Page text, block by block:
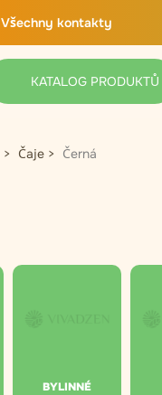
Všechny kontakty
KATALOG PRODUKTŮ
Čaje Černá
BYLINNÉ